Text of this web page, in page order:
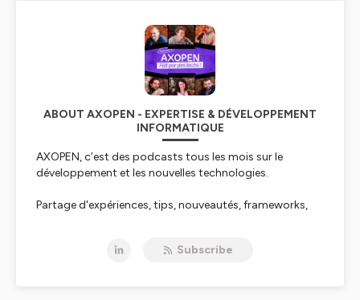
ABOUT AXOPEN - EXPERTISE & DÉVELOPPEMENT
INFORMATIQUE
AXOPEN, c’est des podcasts tous les mois sur le
développement et les nouvelles technologies.
Partage d'expériences, tips, nouveautés, frameworks,
Tout cela, réalisé par des techos passionnés qui
Subscribe